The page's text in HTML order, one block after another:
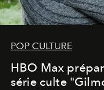
POP CULTURE
HBO Max
série culte